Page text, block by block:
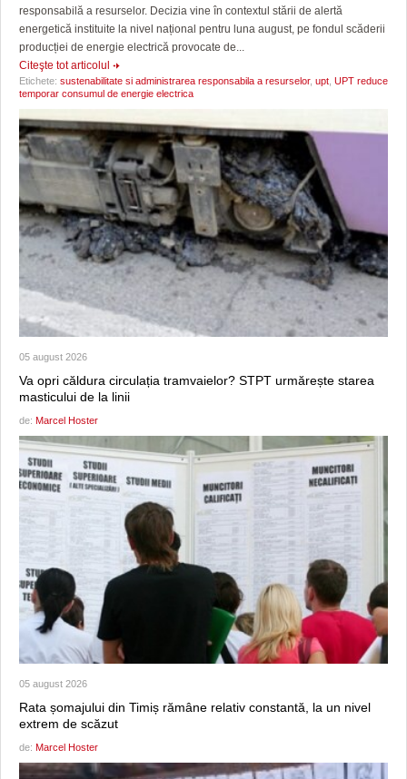
responsabilă a resurselor. Decizia vine în contextul stării de alertă
energetică instituite la nivel național pentru luna august, pe fondul scăderii
producției de energie electrică provocate de...
Citeşte tot articolul
Etichete: sustenabilitate si administrarea responsabila a resurselor, upt UPT reduce
temporar consumul de energie electrica
05 august 2026
Va opri căldura circulația tramvaielor? STPT urmărește starea
masticului de la linii
de: Marcel Hoster
05 august 2026
Rata șomajului din Timiș rămâne relativ constantă, la un nivel
extrem de scăzut
de: Marcel Hoster